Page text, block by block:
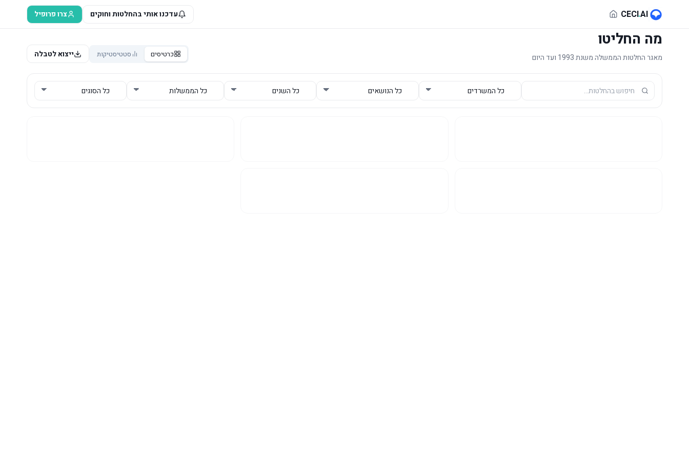
דלג לתוכן הראשי
CECI.AI עדכנו אותי בהחלטות וחוקים צרו פרופיל
מה החליטו
מאגר החלטות הממשלה משנת 1993 ועד היום כרטיסים סטטיסטיקות ייצוא לטבלה